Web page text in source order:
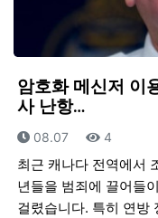
암호화 메신저 이
사 난항…
등록일
08.07 조회
4
최근 캐나다 전역에서
년들을 범죄에 끌어들
걸렸습니다. 특히 연방